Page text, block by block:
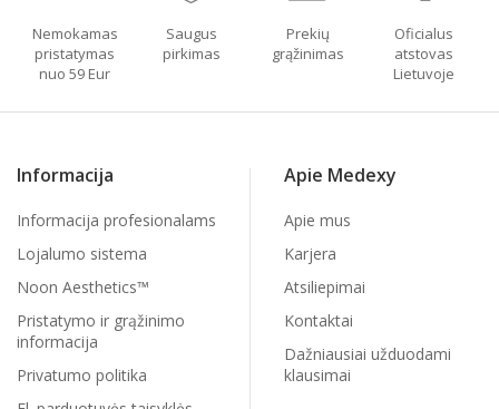
Nemokamas
pristatymas
nuo 59 Eur
Saugus
pirkimas
Prekių
grąžinimas
Oficialus
atstovas
Lietuvoje
Informacija
Informacija profesionalams
Lojalumo sistema
Noon Aesthetics™
Pristatymo ir grąžinimo
informacija
Privatumo politika
Apie Medexy
Apie mus
Karjera
Atsiliepimai
Kontaktai
Dažniausiai užduodami
klausimai